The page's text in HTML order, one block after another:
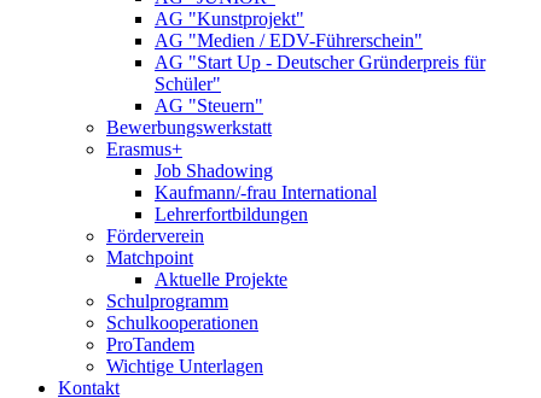
AG "Kunstprojekt"
AG "Medien / EDV-Führerschein"
AG "Start Up - Deutscher Gründerpreis für
Schüler"
AG "Steuern"
Bewerbungswerkstatt
Erasmus+
Job Shadowing
Kaufmann/-frau International
Lehrerfortbildungen
Förderverein
Matchpoint
Aktuelle Projekte
Schulprogramm
Schulkooperationen
ProTandem
Wichtige Unterlagen
Kontakt